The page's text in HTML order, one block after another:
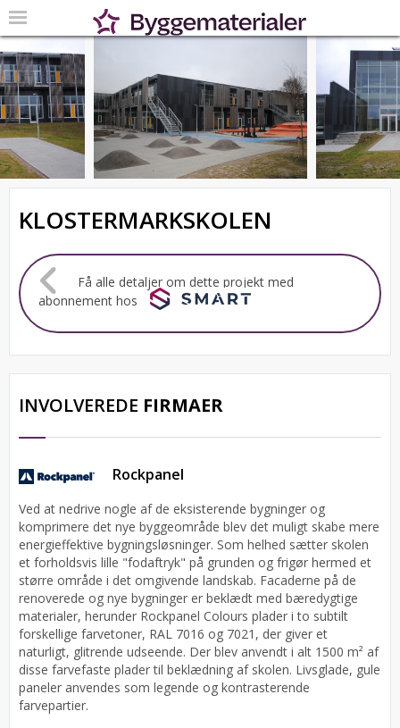
KLOSTERMARKSKOLEN
Få alle detaljer om dette projekt med
abonnement hos
INVOLVEREDE FIRMAER
Rockpanel
Ved at nedrive nogle af de eksisterende bygninger og
komprimere det nye byggeområde blev det muligt skabe mere
energieffektive bygningsløsninger. Som helhed sætter skolen
et forholdsvis lille "fodaftryk" på grunden og frigør hermed et
større område i det omgivende landskab. Facaderne på de
renoverede og nye bygninger er beklædt med bæredygtige
materialer, herunder Rockpanel Colours plader i to subtilt
forskellige farvetoner, RAL 7016 og 7021, der giver et
naturligt, glitrende udseende. Der blev anvendt i alt 1500 m² af
disse farvefaste plader til beklædning af skolen. Livsglade, gule
paneler anvendes som legende og kontrasterende
farvepartier.